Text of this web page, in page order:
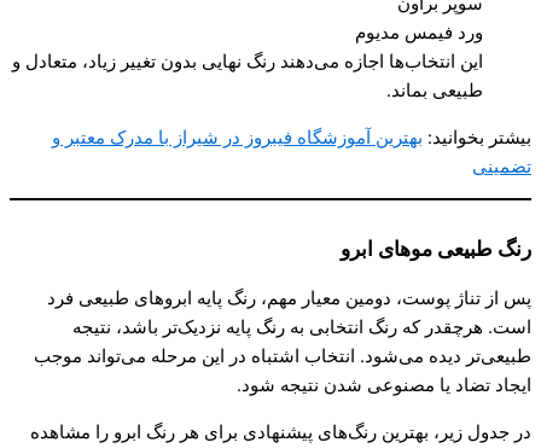
ورد فیمس مدیوم
این انتخاب‌ها اجازه می‌دهند رنگ نهایی بدون تغییر زیاد، متعادل و
طبیعی بماند.
بیشتر بخوانید:بهترین آموزشگاه فیبروز در شیراز با مدرک معتبر و
تضمینی
رنگ طبیعی موهای ابرو
پس از تناژ پوست، دومین معیار مهم، رنگ پایه ابروهای طبیعی فرد
است. هرچقدر که رنگ انتخابی به رنگ پایه نزدیک‌تر باشد، نتیجه
طبیعی‌تر دیده می‌شود. انتخاب اشتباه در این مرحله می‌تواند موجب
ایجاد تضاد یا مصنوعی شدن نتیجه شود.
در جدول زیر، بهترین رنگ‌های پیشنهادی برای هر رنگ ابرو را مشاهده